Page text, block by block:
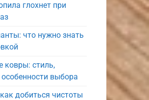
глохнет при
что нужно знать
ковры: стиль,
выбора
добиться чистоты